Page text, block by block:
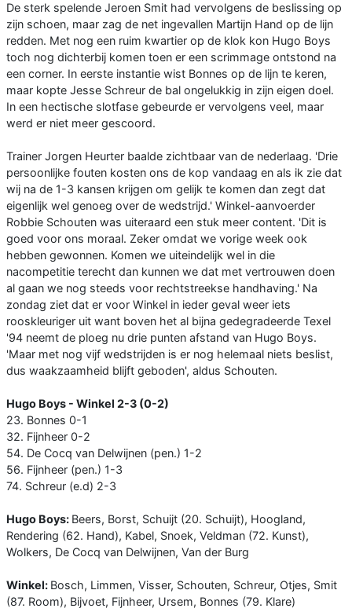
De sterk spelende Jeroen Smit had vervolgens de beslissing op
zijn schoen, maar zag de net ingevallen Martijn Hand op de lijn
redden. Met nog een ruim kwartier op de klok kon Hugo Boys
toch nog dichterbij komen toen er een scrimmage ontstond na
een corner. In eerste instantie wist Bonnes op de lijn te keren,
maar kopte Jesse Schreur de bal ongelukkig in zijn eigen doel.
In een hectische slotfase gebeurde er vervolgens veel, maar
werd er niet meer gescoord.
Trainer Jorgen Heurter baalde zichtbaar van de nederlaag. 'Drie
persoonlijke fouten kosten ons de kop vandaag en als ik zie dat
wij na de 1-3 kansen krijgen om gelijk te komen dan zegt dat
eigenlijk wel genoeg over de wedstrijd.' Winkel-aanvoerder
Robbie Schouten was uiteraard een stuk meer content. 'Dit is
goed voor ons moraal. Zeker omdat we vorige week ook
hebben gewonnen. Komen we uiteindelijk wel in die
nacompetitie terecht dan kunnen we dat met vertrouwen doen
al gaan we nog steeds voor rechtstreekse handhaving.' Na
zondag ziet dat er voor Winkel in ieder geval weer iets
rooskleuriger uit want boven het al bijna gedegradeerde Texel
'94 neemt de ploeg nu drie punten afstand van Hugo Boys.
'Maar met nog vijf wedstrijden is er nog helemaal niets beslist,
dus waakzaamheid blijft geboden', aldus Schouten.
Hugo Boys - Winkel 2-3 (0-2)
23. Bonnes 0-1
32. Fijnheer 0-2
54. De Cocq van Delwijnen (pen.) 1-2
56. Fijnheer (pen.) 1-3
74. Schreur (e.d) 2-3
Hugo Boys: Beers, Borst, Schuijt (20. Schuijt), Hoogland,
Rendering (62. Hand), Kabel, Snoek, Veldman (72. Kunst),
Wolkers, De Cocq van Delwijnen, Van der Burg
Winkel: Bosch, Limmen, Visser, Schouten, Schreur, Otjes, Smit
(87. Room), Bijvoet, Fijnheer, Ursem, Bonnes (79. Klare)